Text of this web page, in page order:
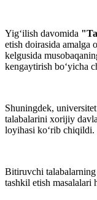
Yig‘ilish davomida
etish doirasida amalga
kelgusida
kengaytirish bo‘yicha
Shuningdek,
talabalarini xorijiy
loyihasi ko‘rib chiqildi.
Bitiruvchi
tashkil etish masalalari